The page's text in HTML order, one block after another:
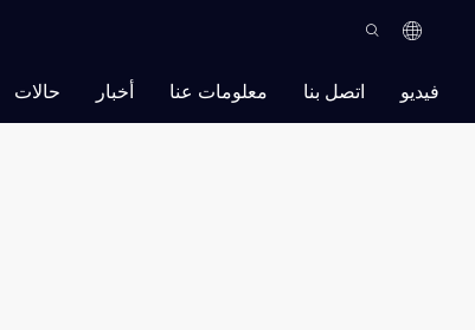
حالات أخبار معلومات عنا اتصل بنا فيديو